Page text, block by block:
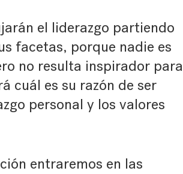
el liderazgo partiendo
facetas, porque nadie es
no resulta inspirador para
cuál es su razón de ser
personal y los valores
entraremos en las